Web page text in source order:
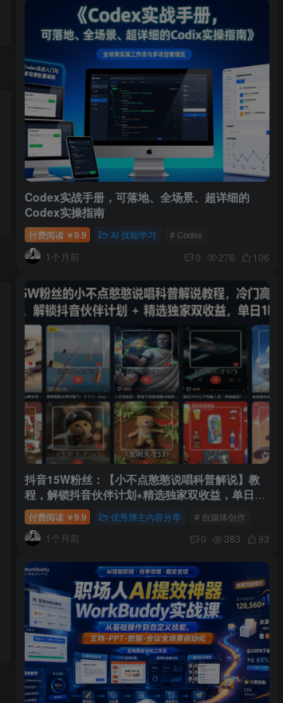
Codex实战手册，可落地、全场景、超详细的
Codex实操指南
付费阅读 ￥9.9 AI 技能学习 # Codex
1个月前 0 276 106
抖音15W粉丝：【小不点憨憨说唱科普解说】教
程，解锁抖音伙伴计划+精选独家双收益，单日
1k+
付费阅读 ￥9.9 优秀博主内容分享 # 自媒体创作
1个月前 0 383 93